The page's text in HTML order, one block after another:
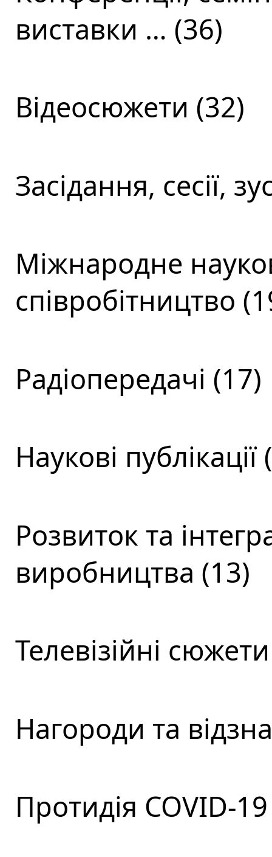
виставки … (36)
Відеосюжети (32)
Засідання, сесії,
Міжнародне
співробітництво
Радіопередачі (17)
Наукові публікації
Розвиток та
виробництва (13)
Телевізійні
Нагороди та
Протидія COVID-